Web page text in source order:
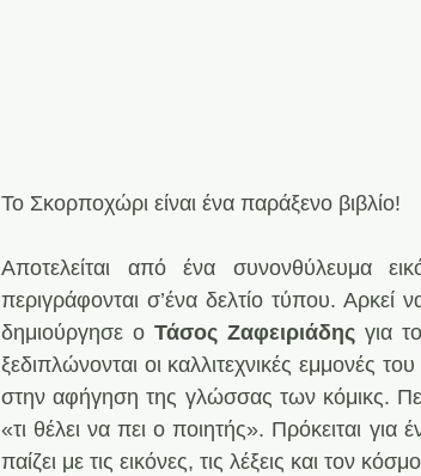
Το Σκορποχώρι είναι ένα παράξενο βιβλίο!
Αποτελείται από ένα συνονθύλευμα
περιγράφονται σ’ένα δελτίο τύπου. Αρκεί
δημιούργησε ο Τάσος Ζαφειριάδης για
ξεδιπλώνονται οι καλλιτεχνικές εμμονές
στην αφήγηση της γλώσσας των κόμικς.
«τι θέλει να πει ο ποιητής». Πρόκειται
παίζει με τις εικόνες, τις λέξεις και τον